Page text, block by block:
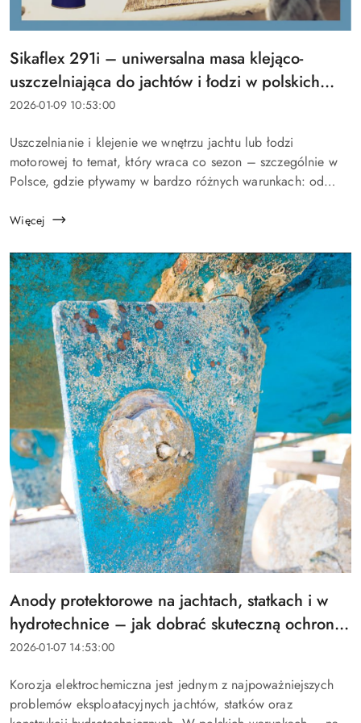
Tytuł
Sikaflex 291i – uniwersalna masa klejąco-
uszczelniająca do jachtów i łodzi w polskich
warunkach
Data
2026-01-09 10:53:00
Treść
artykułu:
Uszczelnianie i klejenie we wnętrzu jachtu lub łodzi
motorowej to temat, który wraca co sezon – szczególnie w
Polsce, gdzie pływamy w bardzo różnych warunkach: od
Bałtyk...
Więcej
Tytuł
artykułu:
Anody protektorowe na jachtach, statkach i w
hydrotechnice – jak dobrać skuteczną ochronę
katodową w polskich warunkach
Data
2026-01-07 14:53:00
Treść
artykułu:
Korozja elektrochemiczna jest jednym z najpoważniejszych
problemów eksploatacyjnych jachtów, statków oraz